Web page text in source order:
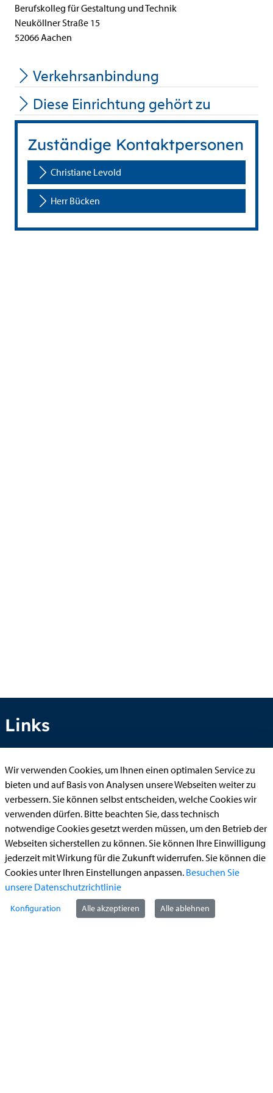
Berufskolleg für Gestaltung und Technik
Neuköllner Straße 15
52066Aachen
Verkehrsanbindung
Diese Einrichtung gehört zu
Zuständige Kontaktpersonen
Christiane Levold
Herr Bücken
Links
Anhörung online
Aufenthaltserlaubnis
Bauantrag
Begleitetes Fahren ab 17 (Erstantrag)
Führerschein (Umtausch)
Reiterplakette (Verlängerungsantrag online)
Ummeldung zugelassenes Fahrzeug
Wir verwenden Cookies, um Ihnen einen optimalen Service zu
bieten und auf Basis von Analysen unsere Webseiten weiter zu
verbessern. Sie können selbst entscheiden, welche Cookies wir
verwenden dürfen. Bitte beachten Sie, dass technisch
notwendige Cookies gesetzt werden müssen, um den Betrieb der
Webseiten sicherstellen zu können. Sie können Ihre Einwilligung
jederzeit mit Wirkung für die Zukunft widerrufen. Sie können die
Cookies unter Ihren Einstellungen anpassen. Besuchen Sie
unsere Datenschutzrichtlinie
Konfiguration Alle akzeptieren Alle ablehnen